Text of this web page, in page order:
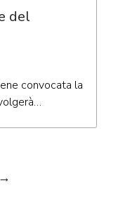
del
convocata la
→